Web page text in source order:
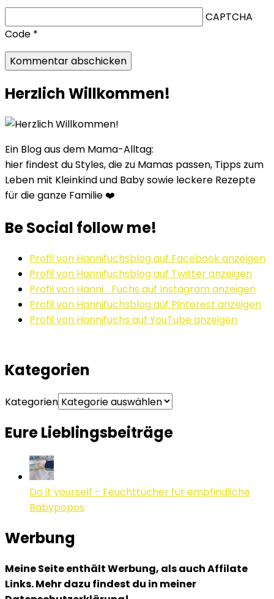
CAPTCHA
Code *
Herzlich Willkommen!
Ein Blog aus dem Mama-Alltag:
hier findest du Styles, die zu Mamas passen, Tipps zum
Leben mit Kleinkind und Baby sowie leckere Rezepte
für die ganze Familie ❤️
Be Social follow me!
Profil von Hannifuchsblog auf Facebook anzeigen
Profil von Hannifuchsblog auf Twitter anzeigen
Profil von Hanni_Fuchs auf Instagram anzeigen
Profil von Hannifuchsblog auf Pinterest anzeigen
Profil von Hannifuchs auf YouTube anzeigen
Kategorien
Kategorien
Eure Lieblingsbeiträge
Do it yourself - Feuchttücher für empfindliche
Babypopos
Werbung
Meine Seite enthält Werbung, als auch Affilate
Links. Mehr dazu findest du in meiner